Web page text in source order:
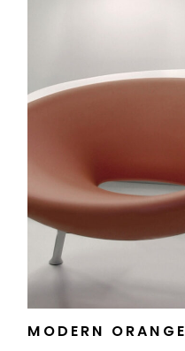
MODERN ORANGE